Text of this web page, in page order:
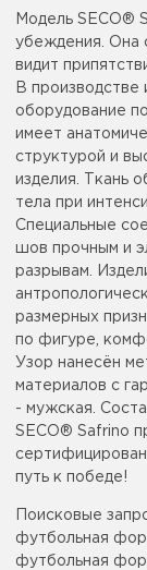
Модель SECO®
убеждения. Она
видит
В производстве
оборудование
имеет
структурой и
изделия. Ткань
тела при
Специальные
шов прочным и
разрывам.
размерных
по фигуре,
Узор нанесён
материалов с
- мужская.
SECO® Safrino
путь к победе!
Поисковые
футбольная
футбольная